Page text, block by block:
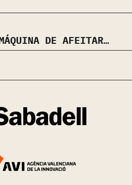
EXPOSICIÓN ‘LA MÁQUINA DE AFEITAR. 100 AÑOS DE DISEÑO Y MODA’